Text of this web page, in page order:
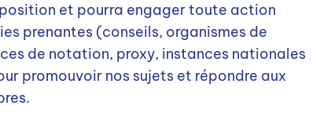
et pourra engager toute action
prenantes (conseils, organismes de
de notation, proxy, instances nationales
promouvoir nos sujets et répondre aux